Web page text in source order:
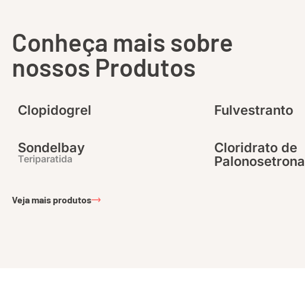
Conheça mais sobre
nossos Produtos
Clopidogrel Fulvestranto
Sondelbay
Teriparatida
Cloridrato de
Palonosetrona
Veja mais produtos